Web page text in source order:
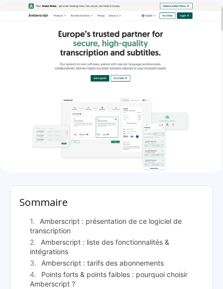
Sommaire
Amberscript : présentation de ce logiciel de
transcription
Amberscript : liste des fonctionnalités &
intégrations
Amberscript : tarifs des abonnements
Points forts & points faibles : pourquoi choisir
Amberscript ?